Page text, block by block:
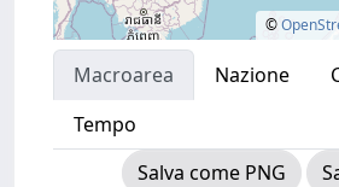
©
Macroarea Nazione
Tempo
Salva come PNG